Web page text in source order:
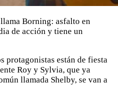
Borning: asfalto en
de acción y tiene un
protagonistas están de fiesta
Roy y Sylvia, que ya
llamada Shelby, se van a